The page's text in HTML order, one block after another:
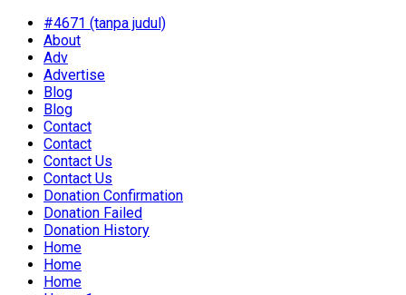
#4671 (tanpa judul)
About
Adv
Advertise
Blog
Blog
Contact
Contact
Contact Us
Contact Us
Donation Confirmation
Donation Failed
Donation History
Home
Home
Home